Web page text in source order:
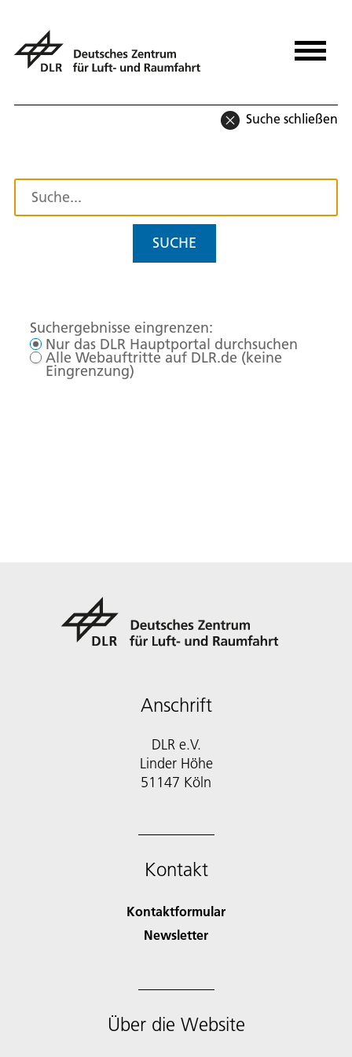
Suche schließen
SUCHE
Suchergebnisse eingrenzen:
Nur das DLR Hauptportal durchsuchen
Alle Webauftritte auf DLR.de (keine
Eingrenzung)
Anschrift
DLR e.V.
Linder Höhe
51147 Köln
Kontakt
Kontaktformular
Newsletter
Über die Website